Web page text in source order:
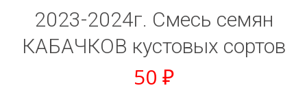
2023-2024г. Смесь семян
КАБАЧКОВ кустовых сортов
50 ₽